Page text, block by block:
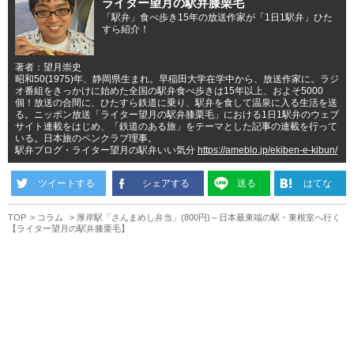
ライター望月の駅弁膝栗毛
「駅弁」食べ歩き15年の放送作家が「1日1駅弁」ひた
すら紹介！
著者：望月崇史
昭和50(1975)年、静岡県生まれ。早稲田大学在学中から、放送作家に。ラジ
オ番組をきっかけに始めた全国の駅弁食べ歩きは15年以上、およそ5000
個！放送の合間に、ひたすら鉄道に乗り、駅弁を食して温泉に入る生活を送
る。ニッポン放送「ライター望月の駅弁膝栗毛」における1日1駅弁のウェブ
サイト連載をはじめ、「鉄道のある旅」をテーマとした記事の連載を行って
いる。日本旅のペンクラブ理事。
駅弁ブログ・ライター望月の駅弁いい気分 https://ameblo.jp/ekiben-e-kibun/
ツイートする シェアする 送る はてな
TOP コラム
厚岸駅「さんまめし弁当」(800円)～日本最東端の駅・東根室へ行く
【ライター望月の駅弁膝栗毛】